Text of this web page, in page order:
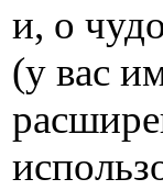
и, о
(у вас